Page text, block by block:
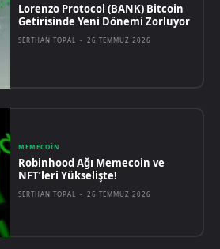
Lorenzo Protocol (BANK) Bitcoin
Getirisinde Yeni Dönemi Zorluyor
SERTHAN TOPAL - 26 TEMMUZ 2026
MEMECOIN
Robinhood Ağı Memecoin ve
NFT’leri Yükselişte!
SERTHAN TOPAL - 26 TEMMUZ 2026